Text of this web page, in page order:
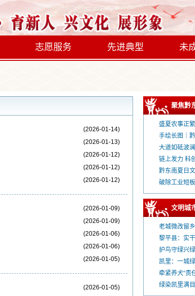
志愿服务 先进典型 未
(2026-01-14)
(2026-01-13)
(2026-01-12)
(2026-01-12)
(2026-01-12)
(2026-01-09)
(2026-01-09)
(2026-01-06)
(2026-01-06)
(2026-01-05)
(2026-01-05)
聚焦黔
盛夏农事正
发力激活乡
手绘长图｜
大道如砥波
周年之际
链上发力 科
汤百亿产业
黔东南夏日
破除工业短
新型工业化
文明城
老城微改留
市更新工作
黎平县：实
护鸟守绿兴
纪实
凯里：一城
牵紧养犬“
赋能基层治
绿染凯里满